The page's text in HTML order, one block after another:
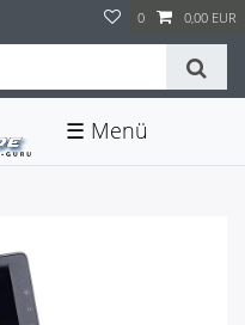
0 0,00 EUR
☰